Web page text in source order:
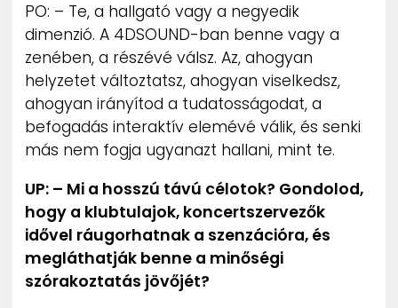
PO: – Te, a hallgató vagy a negyedik
dimenzió. A 4DSOUND-ban benne vagy a
zenében, a részévé válsz. Az, ahogyan
helyzetet változtatsz, ahogyan viselkedsz,
ahogyan irányítod a tudatosságodat, a
befogadás interaktív elemévé válik, és senki
más nem fogja ugyanazt hallani, mint te.
UP: – Mi a hosszú távú célotok? Gondolod,
hogy a klubtulajok, koncertszervezők
idővel ráugorhatnak a szenzációra, és
megláthatják benne a minőségi
szórakoztatás jövőjét?